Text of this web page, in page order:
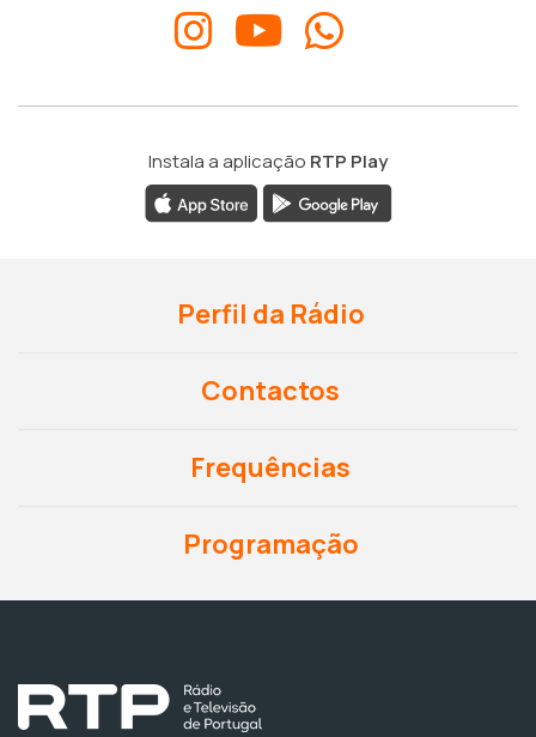
Instala a aplicação RTP Play
Perfil da Rádio
Contactos
Frequências
Programação